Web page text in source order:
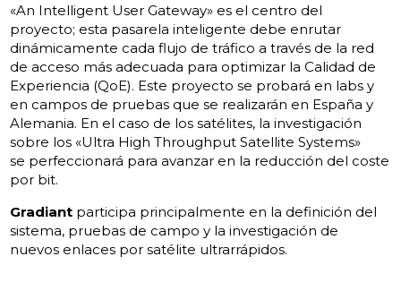
«An Intelligent User Gateway» es el centro del
proyecto; esta pasarela inteligente debe enrutar
dinámicamente cada flujo de tráfico a través de la red
de acceso más adecuada para optimizar la Calidad de
Experiencia (QoE). Este proyectose probará en labs y
en campos de pruebas que se realizarán en España y
Alemania. En el caso de los satélites, la investigación
sobre los «Ultra High Throughput Satellite Systems»
se perfeccionará para avanzar en la reducción del coste
por bit.
Gradiant participa principalmente en la definición del
sistema, pruebas de campo y la investigación de
nuevos enlaces por satélite ultrarrápidos.